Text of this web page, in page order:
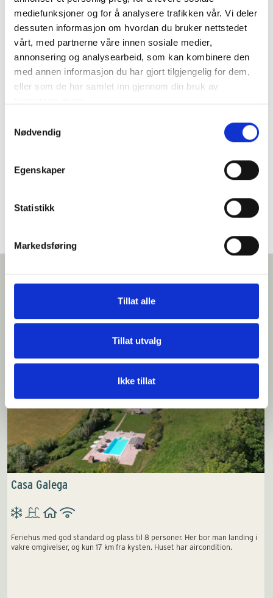
mediefunksjoner og for å analysere trafikken vår. Vi deler
dessuten informasjon om hvordan du bruker nettstedet
vårt, med partnerne våre innen sosiale medier,
annonsering og analysearbeid, som kan kombinere den
med annen informasjon du har gjort tilgjengelig for dem,
eller som de har samlet inn gjennom din bruk av
Nødvendig
Egenskaper
Statistikk
Markedsføring
Tillat alle
Tillat utvalg
Ikke tillat
Mikrobølgeovn
Oppvaskmaskin
Parasoll
Parkering
Patio for utendørs måltider
Solsenger
Strykejern m/brett
Tillatt med dyr
Vaskemaskin
Vi tror du vil like dette
Casa Galega
Feriehus med god standard og plass til 8 personer. Her bor man landing i
vakre omgivelser, og kun 17 km fra kysten. Huset har aircondition.